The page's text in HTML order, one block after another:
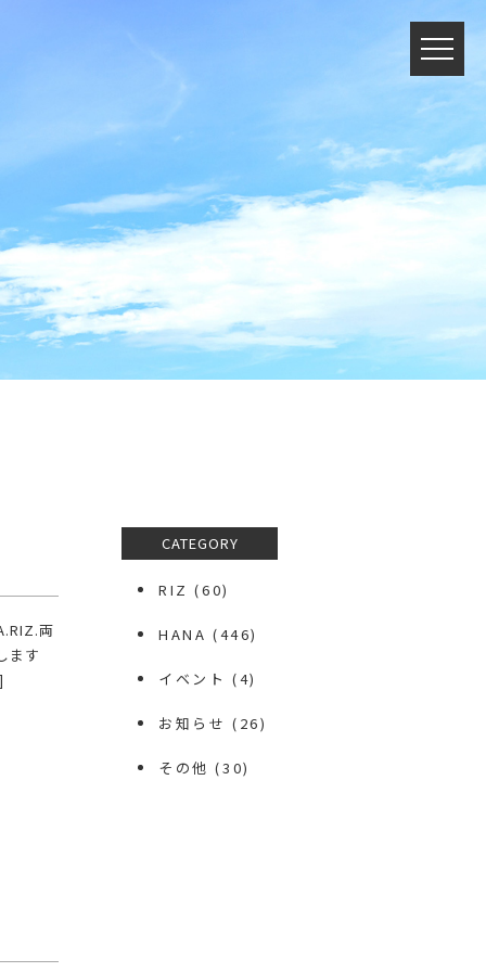
両
ます️
CATEGORY
RIZ (60)
HANA (446)
イベント (4)
お知らせ (26)
その他 (30)